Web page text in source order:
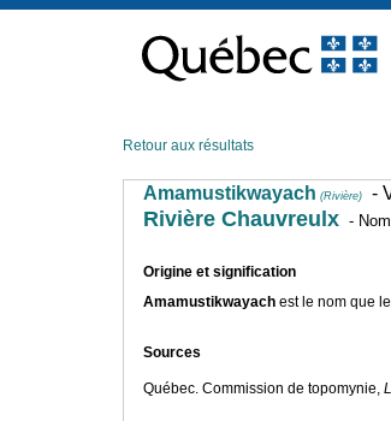
contenu
Retour aux résultats
Amamustikwayach (Rivière) -
Rivière Chauvreulx -
Origine et signification
Amamustikwayach est le nom que
Sources
Québec. Commission de topomynie,